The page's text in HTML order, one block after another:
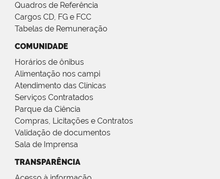
Quadros de Referência
Cargos CD, FG e FCC
Tabelas de Remuneração
COMUNIDADE
Horários de ônibus
Alimentação nos campi
Atendimento das Clínicas
Serviços Contratados
Parque da Ciência
Compras, Licitações e Contratos
Validação de documentos
Sala de Imprensa
TRANSPARÊNCIA